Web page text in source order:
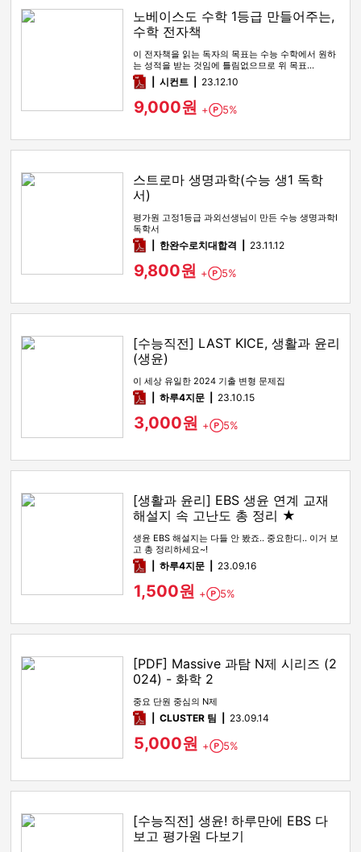
노베이스도 수학 1등급 만들어주는,
수학 전자책
이 전자책을 읽는 독자의 목표는 수능 수학에서 원하
는 성적을 받는 것임에 틀림없으므로 위 목표…
pdf시컨트 23.12.10
9,000원 + Point
5%
스트로마 생명과학(수능 생1 독학
서)
평가원 고정1등급 과외선생님이 만든 수능 생명과학I
독학서
pdf한완수로치대합격 23.11.12
9,800원 + Point
5%
[수능직전] LAST KICE, 생활과 윤리
(생윤)
이 세상 유일한 2024 기출 변형 문제집
pdf하루4지문 23.10.15
3,000원 + Point
5%
[생활과 윤리] EBS 생윤 연계 교재
해설지 속 고난도 총 정리 ★
생윤 EBS 해설지는 다들 안 봤죠.. 중요한디.. 이거 보
고 총 정리하세요~!
pdf하루4지문 23.09.16
1,500원 + Point
5%
[PDF] Massive 과탐 N제 시리즈 (2
024) - 화학 2
중요 단원 중심의 N제
pdfCLUSTER 팀 23.09.14
5,000원 + Point
5%
[수능직전] 생윤! 하루만에 EBS 다
보고 평가원 다보기